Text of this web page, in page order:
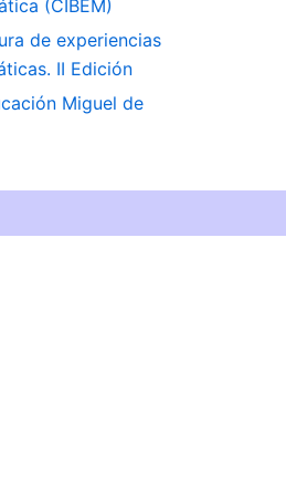
(CIBEM)
de experiencias
II Edición
Miguel de